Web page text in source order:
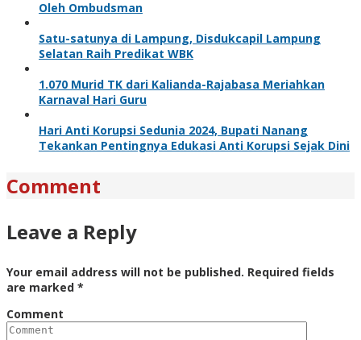
Oleh Ombudsman
Satu-satunya di Lampung, Disdukcapil Lampung
Selatan Raih Predikat WBK
1.070 Murid TK dari Kalianda-Rajabasa Meriahkan
Karnaval Hari Guru
Hari Anti Korupsi Sedunia 2024, Bupati Nanang
Tekankan Pentingnya Edukasi Anti Korupsi Sejak Dini
Comment
Leave a Reply
Your email address will not be published. Required fields
are marked *
Comment